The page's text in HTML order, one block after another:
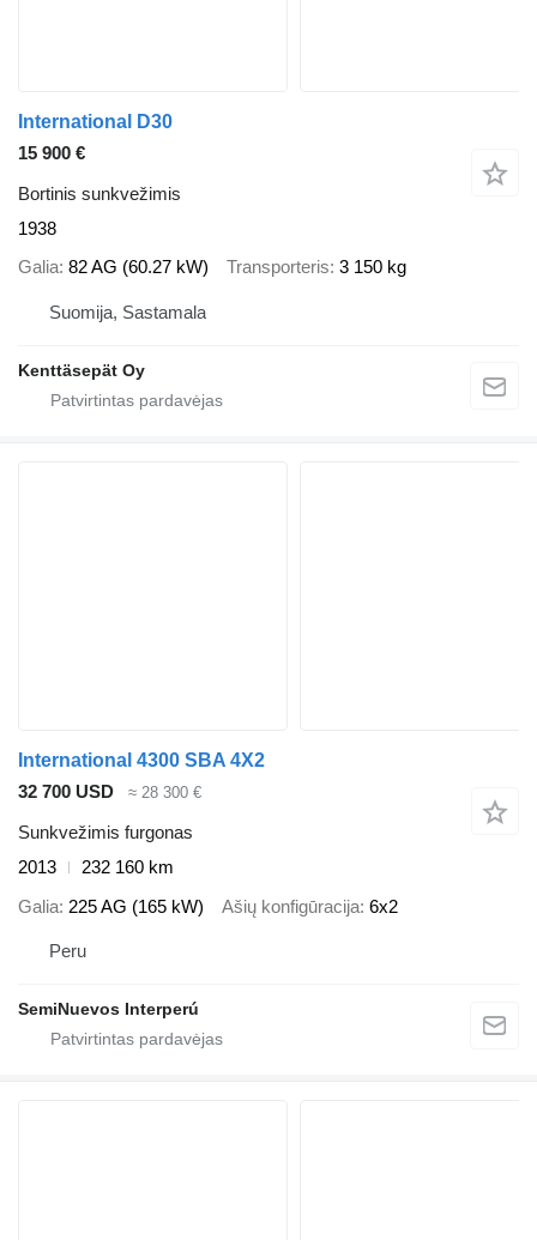
International D30
15 900 €
Bortinis sunkvežimis
1938
Galia 82 AG (60.27 kW) Transporteris 3 150 kg
Suomija, Sastamala
Kenttäsepät Oy
International 4300 SBA 4X2
32 700 USD
≈ 28 300 €
Sunkvežimis furgonas
2013
232 160 km
Galia 225 AG (165 kW) Ašių konfigūracija 6x2
Peru
SemiNuevos Interperú